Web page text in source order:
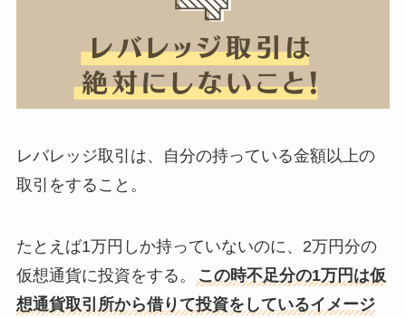
レバレッジ取引は、自分の持っている金額以上の
取引をすること。
たとえば1万円しか持っていないのに、2万円分の
仮想通貨に投資をする。
この時不足分の1万円は仮
想通貨取引所から借りて投資をしているイメージ